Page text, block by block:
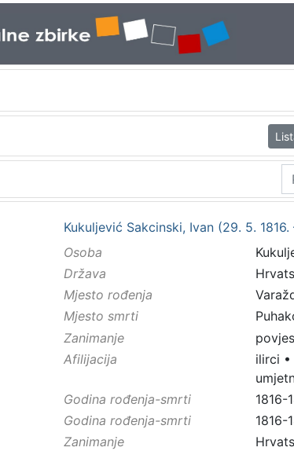
Kukuljević Sakcinski, Ivan (29. 5. 1816.
Osoba
Država
Mjesto rođenja
Mjesto smrti
Zanimanje
Afilijacija
ilirci •
Godina rođenja-smrti
1816-
Godina rođenja-smrti
1816-
Zanimanje